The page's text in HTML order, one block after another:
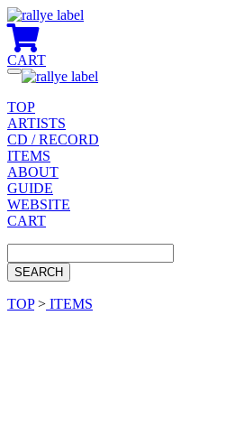
CART
Toggle
TOP
ARTISTS
CD / RECORD
ITEMS
ABOUT
GUIDE
WEBSITE
CART
TOP > ITEMS